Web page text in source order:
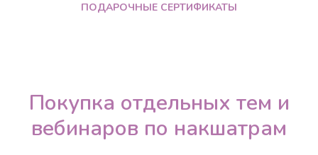
ПОДАРОЧНЫЕ СЕРТИФИКАТЫ
Покупка отдельных тем и
вебинаров по накшатрам